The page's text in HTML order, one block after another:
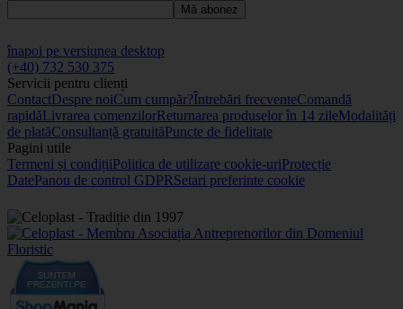
Mă abonez
înapoi pe versiunea desktop
(+40) 732 530 375
Servicii pentru clienți
ContactDespre noiCum cumpăr?Întrebări frecventeComandă
rapidăLivrarea comenzilorReturnarea produselor în 14 zileModalități
de platăConsultanță gratuităPuncte de fidelitate
Pagini utile
Termeni și condițiiPolitica de utilizare cookie-uriProtecție
DatePanou de control GDPRSetari preferinte cookie